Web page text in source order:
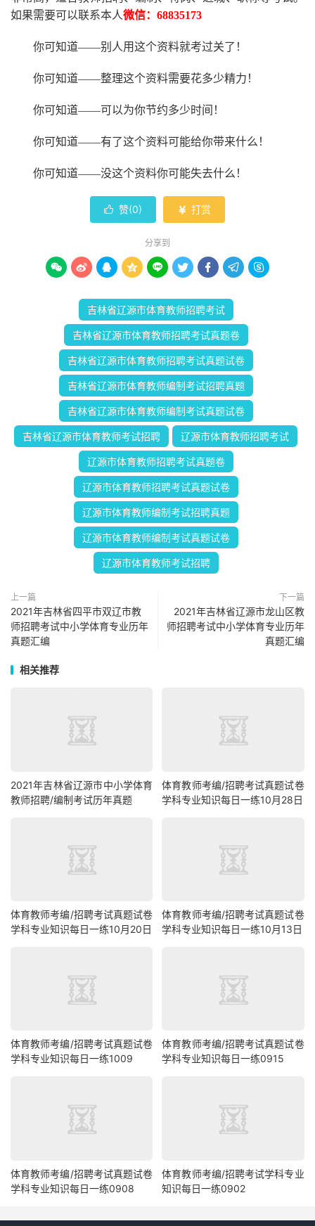
如果需要可以联系本人微信： 68835173
你可知道——别人用这个资料就考过关了！
你可知道——整理这个资料需要花多少精力 ！
你可知道——可以为你节约多少时间！
你可知道——有了这个资料可能给你带来什么！
你可知道——没这个资料你可能失去什么 ！
 赞(0)  打赏
分享到
        
吉林省辽源市体育教师招聘考试
吉林省辽源市体育教师招聘考试真题卷
吉林省辽源市体育教师招聘考试真题试卷
吉林省辽源市体育教师编制考试招聘真题
吉林省辽源市体育教师编制考试真题试卷
吉林省辽源市体育教师考试招聘 辽源市体育教师招聘考试
辽源市体育教师招聘考试真题卷
辽源市体育教师招聘考试真题试卷
辽源市体育教师编制考试招聘真题
辽源市体育教师编制考试真题试卷
辽源市体育教师考试招聘
上一篇
2021年吉林省四平市双辽市教
师招聘考试中小学体育专业历年
真题汇编
下一篇
2021年吉林省辽源市龙山区教
师招聘考试中小学体育专业历年
真题汇编
相关推荐
2021年吉林省辽源市中小学体育
教师招聘/编制考试历年真题
体育教师考编/招聘考试真题试卷
学科专业知识每日一练10月28日
体育教师考编/招聘考试真题试卷
学科专业知识每日一练10月20日
体育教师考编/招聘考试真题试卷
学科专业知识每日一练10月13日
体育教师考编/招聘考试真题试卷
学科专业知识每日一练1009
体育教师考编/招聘考试真题试卷
学科专业知识每日一练0915
体育教师考编/招聘考试真题试卷
学科专业知识每日一练0908
体育教师考编/招聘考试学科专业
知识每日一练0902